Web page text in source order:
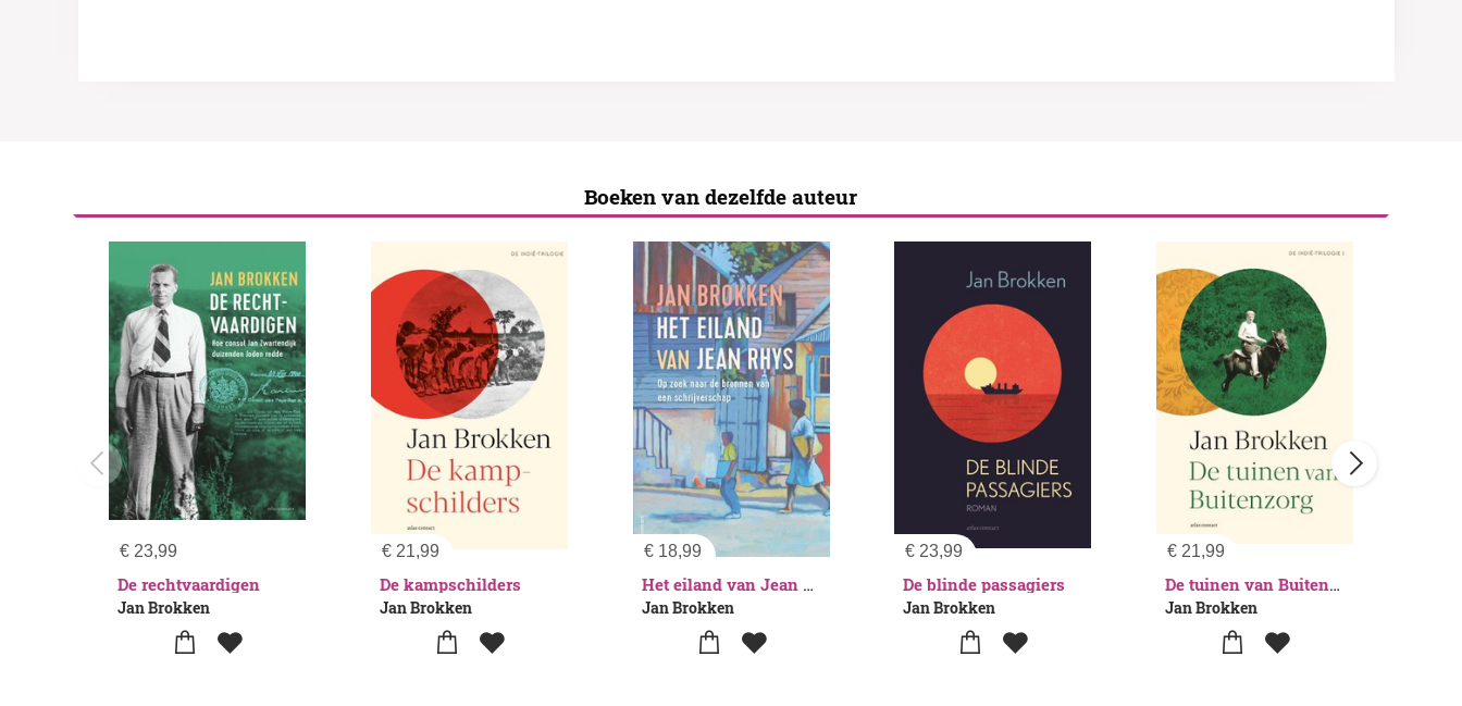
Boeken van dezelfde auteur
€ 23,99
De rechtvaardigen
Jan Brokken
€21,99
De kampschilders
Jan Brokken
€18,99
Het eiland van Jean Rhys
Jan Brokken
€ 23,99
De blinde passagiers
Jan Brokken
€ 21,99
De tuinen van Buitenzorg
Jan Brokken